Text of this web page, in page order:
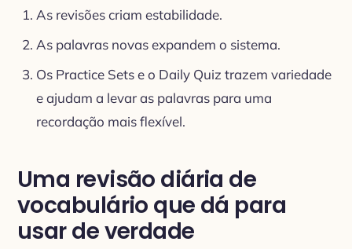
As revisões criam estabilidade.
As palavras novas expandem o sistema.
Os Practice Sets e o Daily Quiz trazem variedade
e ajudam a levar as palavras para uma
recordação mais flexível.
Uma revisão diária de
vocabulário que dá para
usar de verdade